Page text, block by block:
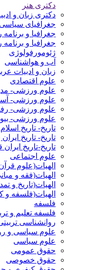
دکتری هنر
دکتری زبان و
جغرافیای سیاسی
جغرافیا و
جغرافیا و
ژئومورفولوژی
آب و هواشناسی
زبان و ادبیات
علوم اقتصادی
علوم ورزشی-
علوم ورزشی-
علوم ورزشی-
علوم ورزشی-
تاریخ- تاریخ اسلام
تاریخ- تاریخ
تاریخ-تاریخ
علوم اجتماعی
الهیات(علوم
الهیات(فقه و
الهیات(تاریخ و
الهیات(فلسفه و
فلسفه
فلسفه تعلیم و
روانشناسی
علوم سیاسی و
علوم سیاسی
حقوق عمومی
حقوق خصوصی